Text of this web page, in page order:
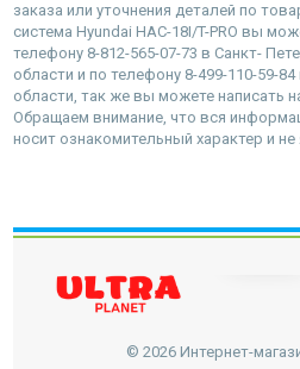
заказа или уточнения деталей по
система Hyundai HAC-18I/T-PRO вы
телефону 8-812-565-07-73 в Санкт-
области и по телефону 8-499-110-59-
области, так же вы можете написать
Обращаем внимание, что вся
носит ознакомительный характер и
© 2026 Интернет-
наверх